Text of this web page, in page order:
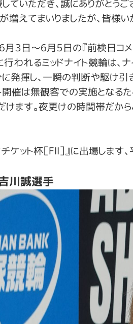
ていただき、誠にありがとうご
増えてまいりましたが、皆様
３日～6月５日の『前検日コメ
われるミッドナイト競輪は
発揮し、一瞬の判断や駆け
開催は無観客での実施となる
けます。夜更けの時間帯だか
ケット杯［FⅡ］』に出場します
川誠選手